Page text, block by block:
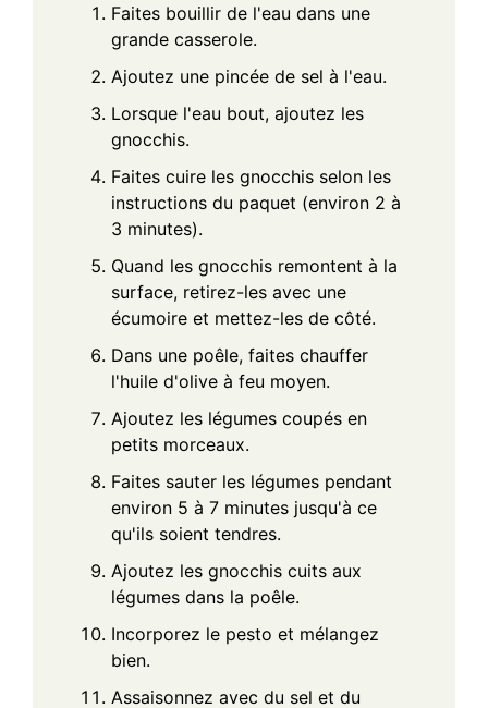
Faites bouillir de l'eau dans une
grande casserole.
Ajoutez une pincée de sel à l'eau.
Lorsque l'eau bout, ajoutez les
gnocchis.
Faites cuire les gnocchis selon les
instructions du paquet (environ 2 à
3 minutes).
Quand les gnocchis remontent à la
surface, retirez-les avec une
écumoire et mettez-les de côté.
Dans une poêle, faites chauffer
l'huile d'olive à feu moyen.
Ajoutez les légumes coupés en
petits morceaux.
Faites sauter les légumes pendant
environ 5 à 7 minutes jusqu'à ce
qu'ils soient tendres.
Ajoutez les gnocchis cuits aux
légumes dans la poêle.
Incorporez le pesto et mélangez
bien.
Assaisonnez avec du sel et du